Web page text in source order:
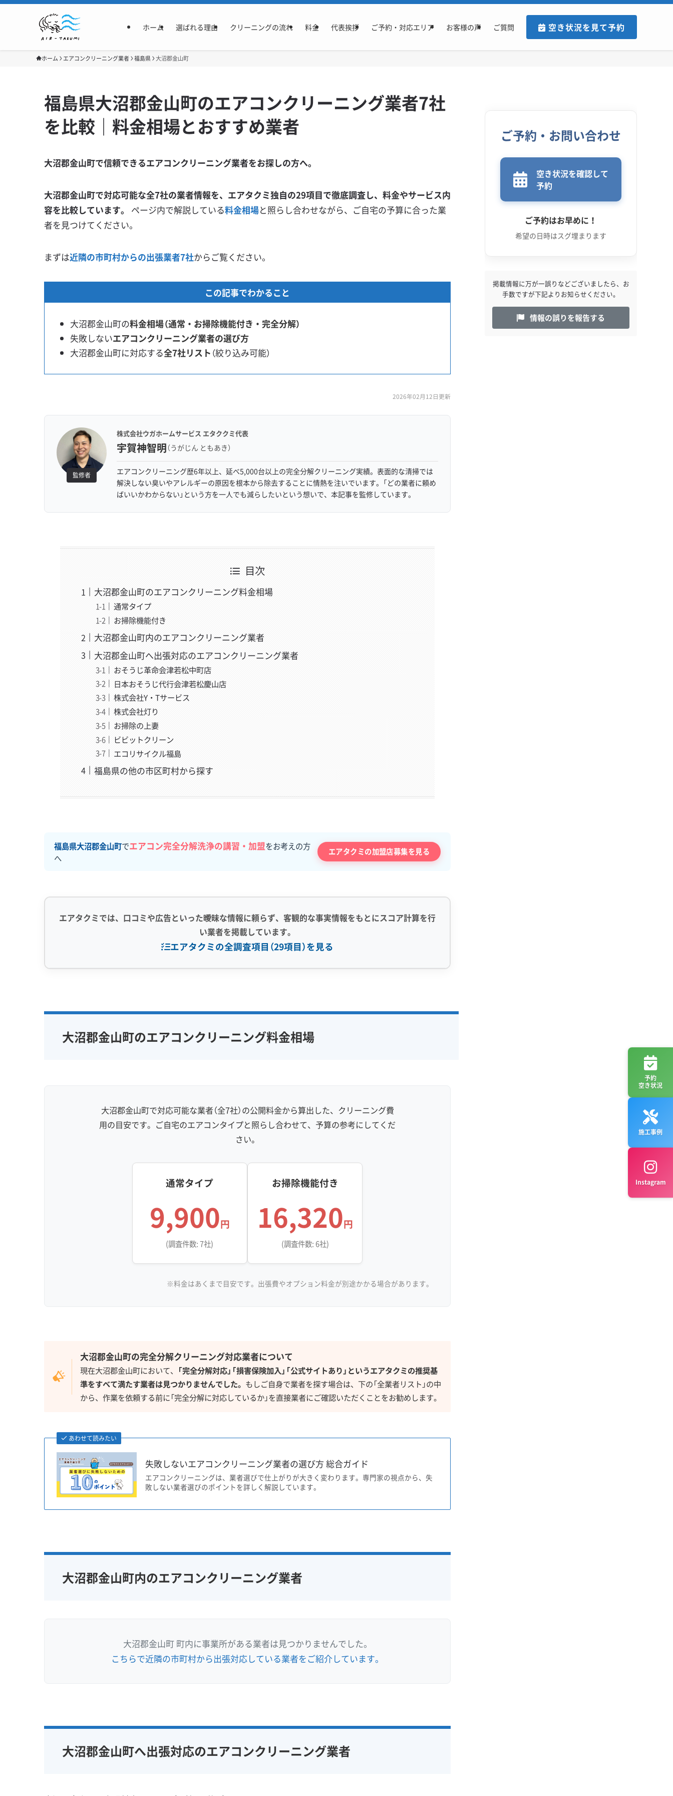
ホーム 選ばれる理由 クリーニングの流れ 料金 代表挨拶 ご予約・対応エリア お客様の声 ご質問 空き状況を見て予約
ホーム エアコンクリーニング業者 福島県 大沼郡金山町
福島県大沼郡金山町のエアコンクリーニング業者7社
を比較｜料金相場とおすすめ業者
大沼郡金山町で信頼できるエアコンクリーニング業者をお探しの方へ。
大沼郡金山町で対応可能な全7社の業者情報を、エアタクミ独自の29項目で徹底調査し、料金やサービス内
容を比較しています。
ページ内で解説している料金相場と照らし合わせながら、ご自宅の予算に合った業
者を見つけてください。
まずは近隣の市町村からの出張業者7社からご覧ください。
この記事でわかること
大沼郡金山町の料金相場（通常・お掃除機能付き・完全分解）
失敗しないエアコンクリーニング業者の選び方
大沼郡金山町に対応する全7社リスト （絞り込み可能）
2026年02月12日更新
監修者
株式会社ウガホームサービス エタククミ代表
宇賀神智明（うがじん ともあき）
エアコンクリーニング歴6年以上、延べ5,000台以上の完全分解クリーニング実績。表面的な清掃では
解決しない臭いやアレルギーの原因を根本から除去することに情熱を注いでいます。「どの業者に頼め
ばいいかわからない」という方を一人でも減らしたいという想いで、本記事を監修しています。
目次
大沼郡金山町のエアコンクリーニング料金相場
通常タイプ
お掃除機能付き
大沼郡金山町内のエアコンクリーニング業者
大沼郡金山町へ出張対応のエアコンクリーニング業者
おそうじ革命会津若松中町店
日本おそうじ代行会津若松慶山店
株式会社Y・Tサービス
株式会社灯り
お掃除の上妻
ビビットクリーン
エコリサイクル福島
福島県の他の市区町村から探す
福島県大沼郡金山町でエアコン完全分解洗浄の講習・加盟をお考えの方
へ
エアタクミの加盟店募集を見る
エアタクミでは、口コミや広告といった曖昧な情報に頼らず、客観的な事実情報をもとにスコア計算を行
い業者を掲載しています。
エアタクミの全調査項目（29項目）を見る
完全分解洗浄
部分クリーニング
家庭用エアコン
業務用エアコン
保証付き
アフターフォロー
アレルギー対策
ハウスダスト除去
定額料金 複数台割引
初回割引
※項目にカーソルを合わせると詳細な説明が表示されます。
大沼郡金山町のエアコンクリーニング料金相場
大沼郡金山町で対応可能な業者（全7社）の公開料金から算出した、クリーニング費
用の目安です。ご自宅のエアコンタイプと照らし合わせて、予算の参考にしてくだ
さい。
通常タイプ
9,900円
(調査件数: 7社)
お掃除機能付き
16,320円
(調査件数: 6社)
※料金はあくまで目安です。出張費やオプション料金が別途かかる場合があります。
大沼郡金山町の完全分解クリーニング対応業者について
現在大沼郡金山町において、 「完全分解対応」「損害保険加入」「公式サイトあり」というエアタクミの推奨基
準をすべて満たす業者は見つかりませんでした。 もしご自身で業者を探す場合は、下の「全業者リスト」の中
から、作業を依頼する前に「完全分解に対応しているか」を直接業者にご確認いただくことをお勧めします。
あわせて読みたい
失敗しないエアコンクリーニング業者の選び方 総合ガイド
エアコンクリーニングは、業者選びで仕上がりが大きく変わります。専門家の視点から、失
敗しない業者選びのポイントを詳しく解説しています。
大沼郡金山町内のエアコンクリーニング業者
大沼郡金山町 町内に事業所がある業者は見つかりませんでした。
こちらで近隣の市町村から出張対応している業者をご紹介しています。
大沼郡金山町へ出張対応のエアコンクリーニング業者
ご予約・お問い合わせ
空き状況を確認して
予約
ご予約はお早めに！
希望の日時はスグ埋まります
掲載情報に万が一誤りなどございましたら、お
手数ですが下記よりお知らせください。
情報の誤りを報告する
予約
空き状況
施工事例
Instagram